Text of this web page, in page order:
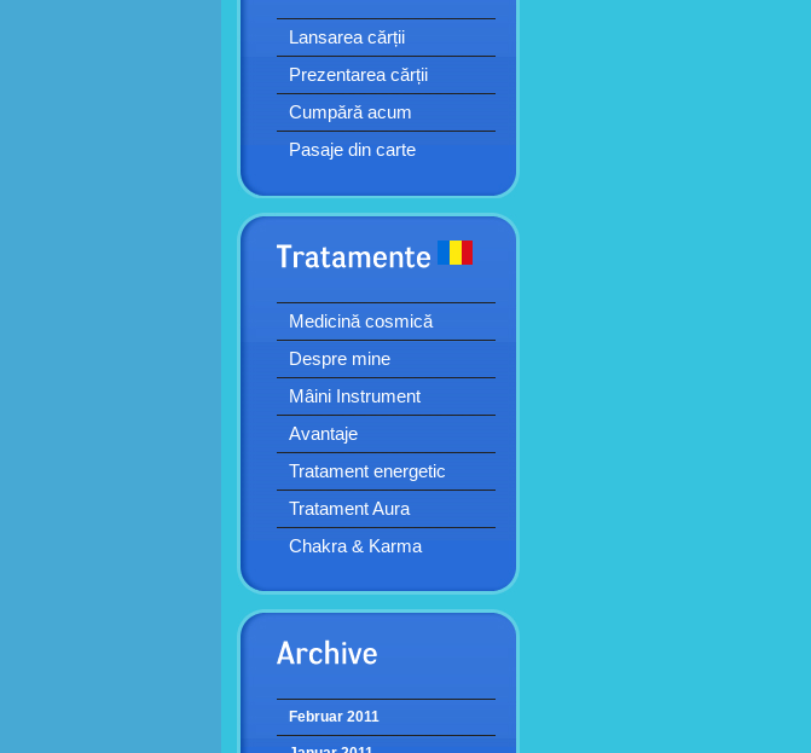
Lansarea cărții
Prezentarea cărții
Cumpără acum
Pasaje din carte
Medicină cosmică
Despre mine
Mâini Instrument
Avantaje
Tratament energetic
Tratament Aura
Chakra & Karma
Februar 2011